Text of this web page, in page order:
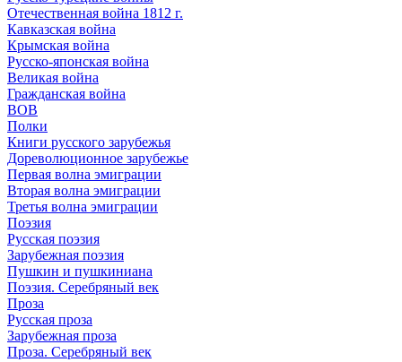
Отечественная война 1812 г.
Кавказская война
Крымская война
Русско-японская война
Великая война
Гражданская война
ВОВ
Полки
Книги русского зарубежья
Дореволюционное зарубежье
Первая волна эмиграции
Вторая волна эмиграции
Третья волна эмиграции
Поэзия
Русская поэзия
Зарубежная поэзия
Пушкин и пушкиниана
Поэзия. Серебряный век
Проза
Русская проза
Зарубежная проза
Проза. Серебряный век